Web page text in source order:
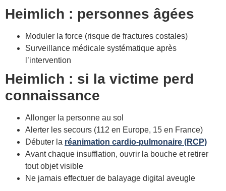
Heimlich : personnes âgées
Moduler la force (risque de fractures costales)
Surveillance médicale systématique après
l’intervention
Heimlich : si la victime perd
connaissance
Allonger la personne au sol
Alerter les secours (112 en Europe, 15 en France)
Débuter la réanimation cardio-pulmonaire (RCP)
Avant chaque insufflation, ouvrir la bouche et retirer
tout objet visible
Ne jamais effectuer de balayage digital aveugle